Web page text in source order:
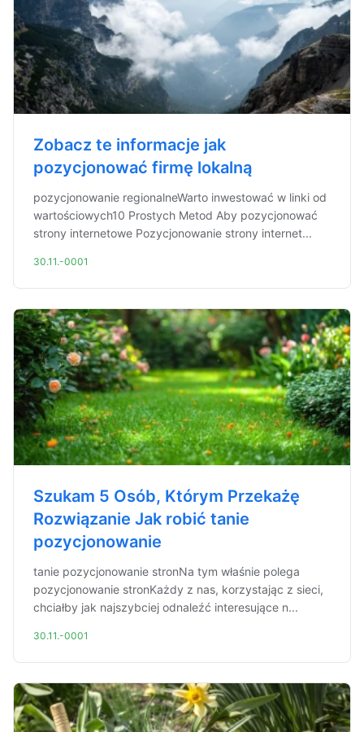
Zobacz te informacje jak
pozycjonować firmę lokalną
pozycjonowanie regionalneWarto inwestować w linki od
wartościowych10 Prostych Metod Aby pozycjonować
strony internetowe Pozycjonowanie strony internet...
30.11.-0001
Szukam 5 Osób, Którym Przekażę
Rozwiązanie Jak robić tanie
pozycjonowanie
tanie pozycjonowanie stronNa tym właśnie polega
pozycjonowanie stronKażdy z nas, korzystając z sieci,
chciałby jak najszybciej odnaleźć interesujące n...
30.11.-0001